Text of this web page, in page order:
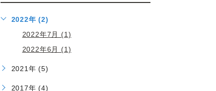
2022年 (2)
2022年7月 (1)
2022年6月 (1)
2021年 (5)
2017年 (4)